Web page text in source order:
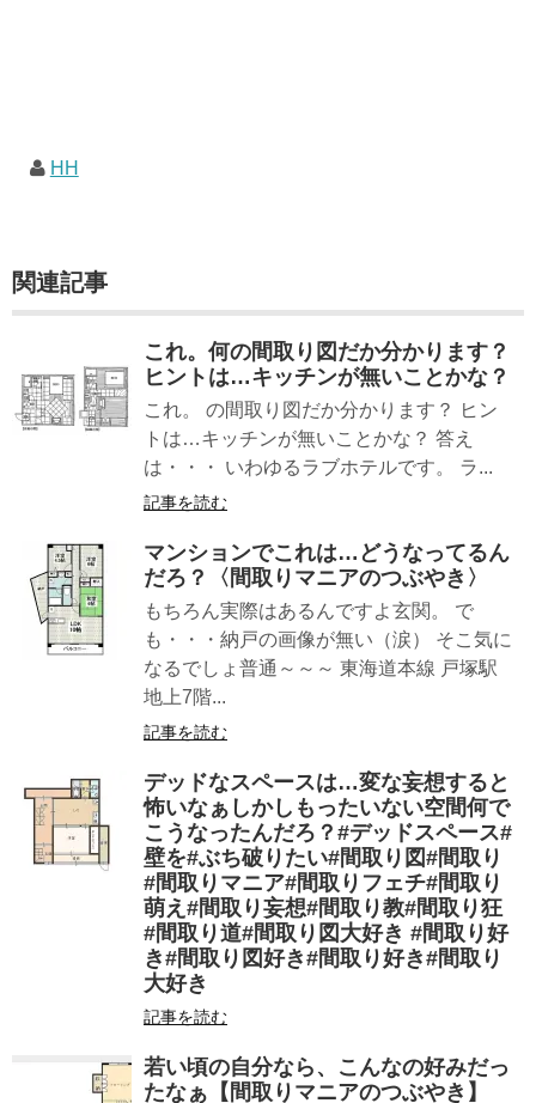
HH
関連記事
これ。何の間取り図だか分かります？
ヒントは…キッチンが無いことかな？
これ。 の間取り図だか分かります？ ヒン
トは…キッチンが無いことかな？ 答え
は・・・ いわゆるラブホテルです。 ラ...
記事を読む
マンションでこれは…どうなってるん
だろ？〈間取りマニアのつぶやき〉
もちろん実際はあるんですよ玄関。 で
も・・・納戸の画像が無い（涙） そこ気に
なるでしょ普通～～～ 東海道本線 戸塚駅
地上7階...
記事を読む
デッドなスペースは…変な妄想すると
怖いなぁしかしもったいない空間何で
こうなったんだろ？#デッドスペース#
壁を#ぶち破りたい#間取り図#間取り
#間取りマニア#間取りフェチ#間取り
萌え#間取り妄想#間取り教#間取り狂
#間取り道#間取り図大好き #間取り好
き#間取り図好き#間取り好き#間取り
大好き
記事を読む
若い頃の自分なら、こんなの好みだっ
たなぁ【間取りマニアのつぶやき】